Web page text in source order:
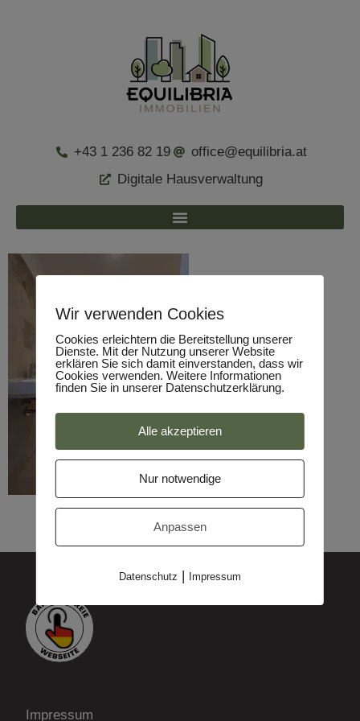
+43 1 236 82 19
office@equilibria.at
Digitale Hausverwaltung
Impressum
Wir verwenden Cookies
Cookies erleichtern die Bereitstellung unserer
Dienste. Mit der Nutzung unserer Website
erklären Sie sich damit einverstanden, dass wir
Cookies verwenden. Weitere Informationen
finden Sie in unserer Datenschutzerklärung.
Alle akzeptieren
Nur notwendige
Anpassen
Datenschutz | Impressum